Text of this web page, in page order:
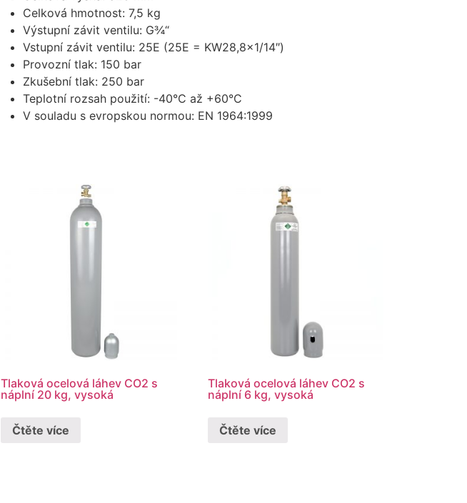
Celková hmotnost: 7,5 kg
Výstupní závit ventilu: G¾“
Vstupní závit ventilu: 25E (25E = KW28,8×1/14″)
Provozní tlak: 150 bar
Zkušební tlak: 250 bar
Teplotní rozsah použití: -40°C až +60°C
V souladu s evropskou normou: EN 1964:1999
Tlaková ocelová láhev CO2 s
náplní 20 kg, vysoká
Čtěte více
Tlaková ocelová láhev CO2 s
náplní 6 kg, vysoká
Čtěte více